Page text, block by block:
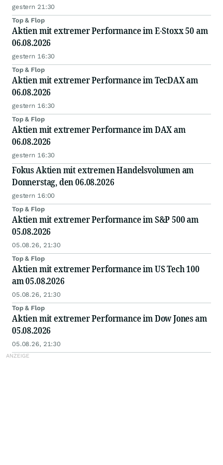
gestern 21:30
Top & Flop
Aktien mit extremer Performance im E-Stoxx 50 am
06.08.2026
gestern 16:30
Top & Flop
Aktien mit extremer Performance im TecDAX am
06.08.2026
gestern 16:30
Top & Flop
Aktien mit extremer Performance im DAX am
06.08.2026
gestern 16:30
Fokus Aktien mit extremen Handelsvolumen am
Donnerstag, den 06.08.2026
gestern 16:00
Top & Flop
Aktien mit extremer Performance im S&P 500 am
05.08.2026
05.08.26, 21:30
Top & Flop
Aktien mit extremer Performance im US Tech 100
am 05.08.2026
05.08.26, 21:30
Top & Flop
Aktien mit extremer Performance im Dow Jones am
05.08.2026
05.08.26, 21:30